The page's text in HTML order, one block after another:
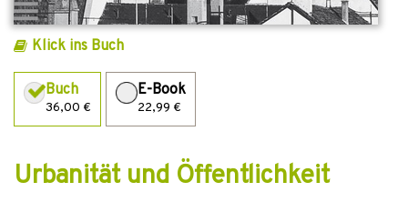
Klick ins Buch
Buch
36,00 €
E-Book
22,99 €
Urbanität und Öffentlichkeit